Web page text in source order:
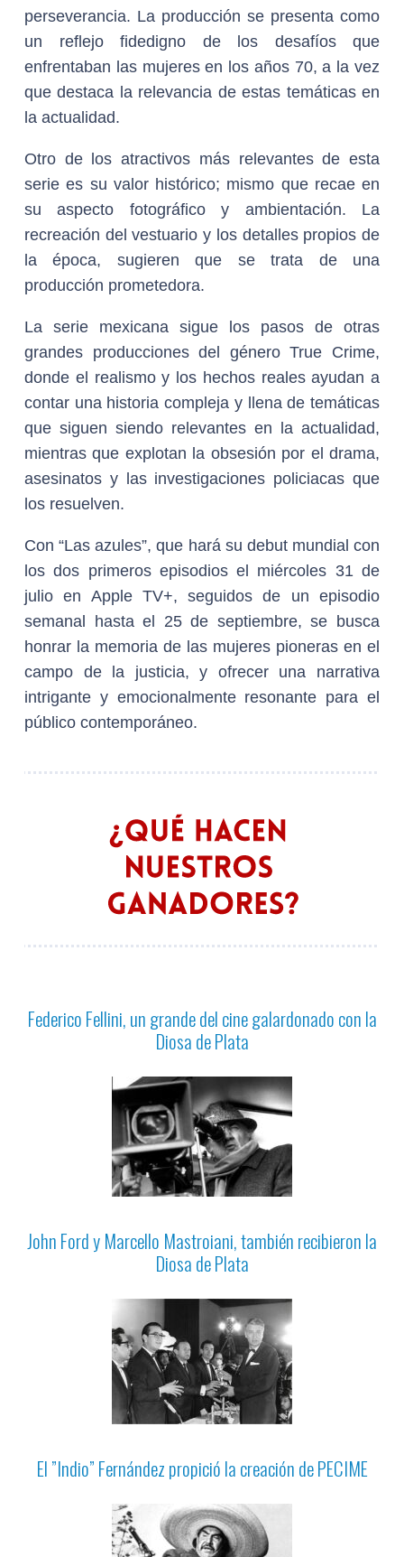
perseverancia. La producción se presenta como
un reflejo fidedigno de los desafíos que
enfrentaban las mujeres en los años 70, a la vez
que destaca la relevancia de estas temáticas en
la actualidad.
Otro de los atractivos más relevantes de esta
serie es su valor histórico; mismo que recae en
su aspecto fotográfico y ambientación. La
recreación del vestuario y los detalles propios de
la época, sugieren que se trata de una
producción prometedora.
La serie mexicana sigue los pasos de otras
grandes producciones del género True Crime,
donde el realismo y los hechos reales ayudan a
contar una historia compleja y llena de temáticas
que siguen siendo relevantes en la actualidad,
mientras que explotan la obsesión por el drama,
asesinatos y las investigaciones policiacas que
los resuelven.
Con “Las azules”, que hará su debut mundial con
los dos primeros episodios el miércoles 31 de
julio en Apple TV+, seguidos de un episodio
semanal hasta el 25 de septiembre, se busca
honrar la memoria de las mujeres pioneras en el
campo de la justicia, y ofrecer una narrativa
intrigante y emocionalmente resonante para el
público contemporáneo.
Federico Fellini, un grande del cine galardonado con la
Diosa de Plata
John Ford y Marcello Mastroiani, también recibieron la
Diosa de Plata
El ”Indio” Fernández propició la creación de PECIME